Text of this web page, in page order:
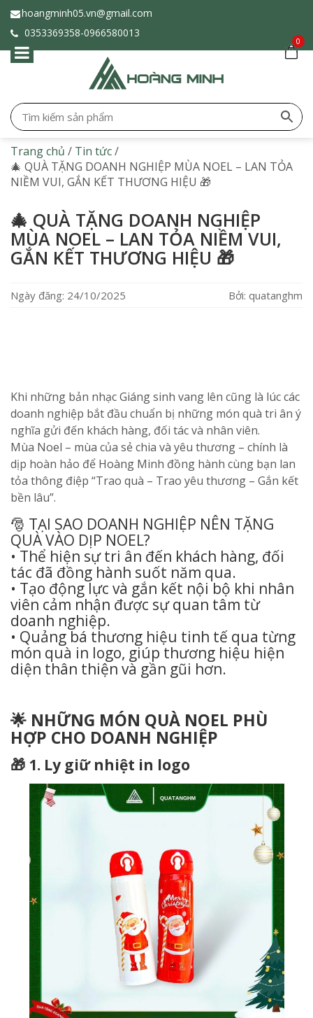
hoangminh05.vn@gmail.com
0353369358-0966580013
0
Trang chủ / Tin tức/
🎄 QUÀ TẶNG DOANH NGHIỆP MÙA NOEL – LAN TỎA
NIỀM VUI, GẮN KẾT THƯƠNG HIỆU 🎁
🎄 QUÀ TẶNG DOANH NGHIỆP
MÙA NOEL – LAN TỎA NIỀM VUI,
GẮN KẾT THƯƠNG HIỆU 🎁
Ngày đăng: 24/10/2025 Bởi: quatanghm
Khi những bản nhạc Giáng sinh vang lên cũng là lúc các
doanh nghiệp bắt đầu chuẩn bị những món quà tri ân ý
nghĩa gửi đến khách hàng, đối tác và nhân viên.
Mùa Noel – mùa của sẻ chia và yêu thương – chính là
dịp hoàn hảo để Hoàng Minh đồng hành cùng bạn lan
tỏa thông điệp “Trao quà – Trao yêu thương – Gắn kết
bền lâu”.
🎅 TẠI SAO DOANH NGHIỆP NÊN TẶNG
QUÀ VÀO DỊP NOEL?
• Thể hiện sự tri ân đến khách hàng, đối
tác đã đồng hành suốt năm qua.
• Tạo động lực và gắn kết nội bộ khi nhân
viên cảm nhận được sự quan tâm từ
doanh nghiệp.
• Quảng bá thương hiệu tinh tế qua từng
món quà in logo, giúp thương hiệu hiện
diện thân thiện và gần gũi hơn.
🌟 NHỮNG MÓN QUÀ NOEL PHÙ
HỢP CHO DOANH NGHIỆP
🎁 1. Ly giữ nhiệt in logo